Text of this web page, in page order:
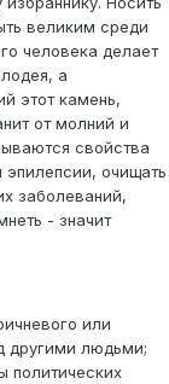
великим среди
человека делает
а
этот камень,
от молний и
свойства
эпилепсии, очищать
заболеваний,
- значит
или
другими людьми;
политических